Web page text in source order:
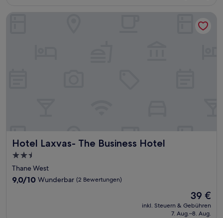
Hotel Laxvas- The Business Hotel
Hotel Laxvas- The Business Hotel
2.5-
Sterne-
Unterkunft
Thane West
9.0
9,0/10 Wunderbar (2 Bewertungen)
Der
Preis
beträgt
39 €
inkl. Steuern & Gebühren
7. Aug.–8. Aug.